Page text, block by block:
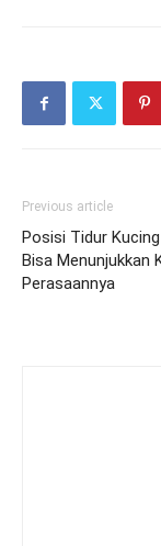
Previous article
Posisi Tidur
Bisa Menunjukkan
Perasaannya